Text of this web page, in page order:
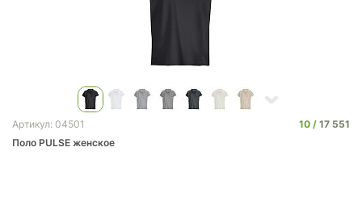
Артикул: 04501 10
17 551
Поло PULSE женское